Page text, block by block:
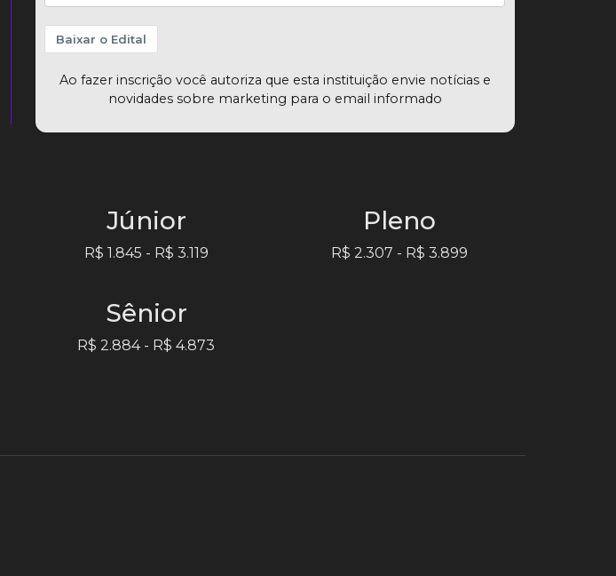
Baixar o Edital
Ao fazer inscrição você autoriza que esta instituição envie notícias e
novidades sobre marketing para o email informado
Júnior
R$ 1.845 - R$ 3.119
Pleno
R$ 2.307 - R$ 3.899
Sênior
R$ 2.884 - R$ 4.873